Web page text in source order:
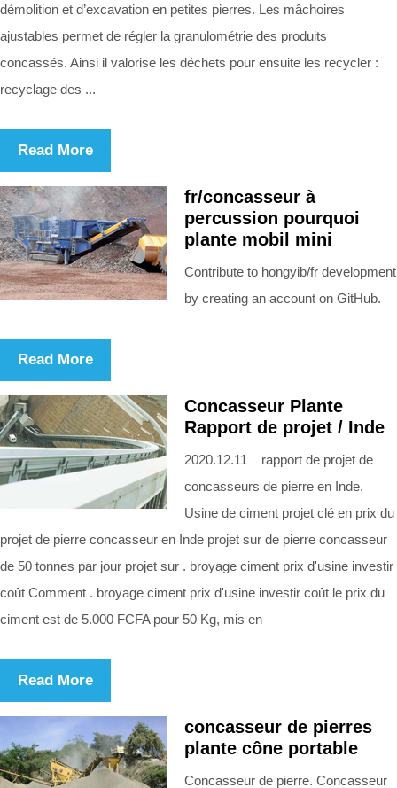
démolition et d’excavation en petites pierres. Les mâchoires
ajustables permet de régler la granulométrie des produits
concassés. Ainsi il valorise les déchets pour ensuite les recycler :
recyclage des ...
Read More
fr/concasseur à
percussion pourquoi
plante mobil mini
Contribute to hongyib/fr development
by creating an account on GitHub.
Read More
Concasseur Plante
Rapport de projet / Inde
2020.12.11 rapport de projet de
concasseurs de pierre en Inde.
Usine de ciment projet clé en prix du
projet de pierre concasseur en Inde projet sur de pierre concasseur
de 50 tonnes par jour projet sur . broyage ciment prix d'usine investir
coût Comment . broyage ciment prix d'usine investir coût le prix du
ciment est de 5.000 FCFA pour 50 Kg, mis en
Read More
concasseur de pierres
plante cône portable
Concasseur de pierre. Concasseur